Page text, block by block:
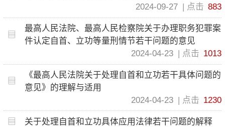
2024-09-27
点击 883
最高人民法院、最高人民检察院关于办理职务犯罪案
件认定自首、立功等量刑情节若干问题的意见
2024-04-23
点击 1013
《最高人民法院关于处理自首和立功若干具体问题的
意见》的理解与适用
2024-04-23
点击 1230
关于处理自首和立功具体应用法律若干问题的解释